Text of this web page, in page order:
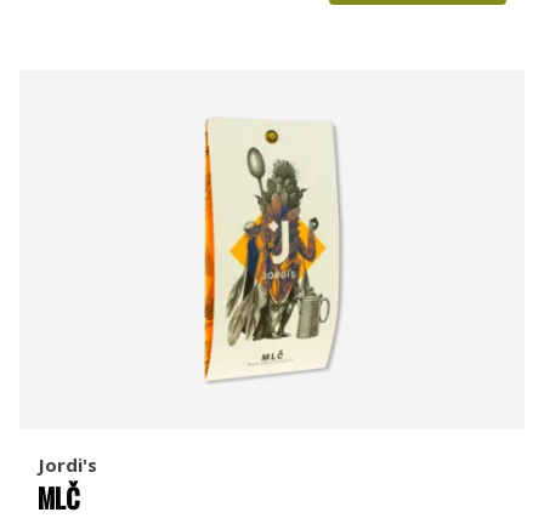
Jordi's
MLČ